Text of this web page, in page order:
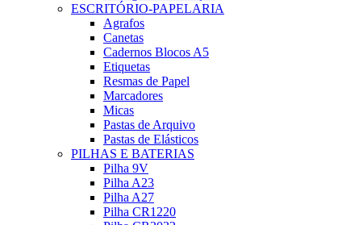
ESCRITÓRIO-PAPELARIA
Agrafos
Canetas
Cadernos Blocos A5
Etiquetas
Resmas de Papel
Marcadores
Micas
Pastas de Arquivo
Pastas de Elásticos
PILHAS E BATERIAS
Pilha 9V
Pilha A23
Pilha A27
Pilha CR1220